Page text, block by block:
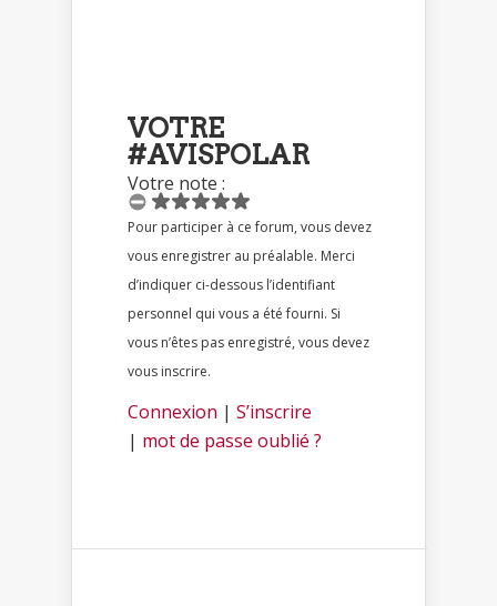
VOTRE
#AVISPOLAR
Votre note :
Pour participer à ce forum, vous devez
vous enregistrer au préalable. Merci
d’indiquer ci-dessous l’identifiant
personnel qui vous a été fourni. Si
vous n’êtes pas enregistré, vous devez
vous inscrire.
Connexion | S’inscrire
| mot de passe oublié ?